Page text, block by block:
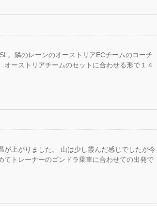
。隣のレーンのオーストリアECチームのコーチ
ーストリアチームのセットに合わせる形で１４
上がりました。 山は少し霞んだ感じでしたが今
てトレーナーのゴンドラ乗車に合わせての出発で